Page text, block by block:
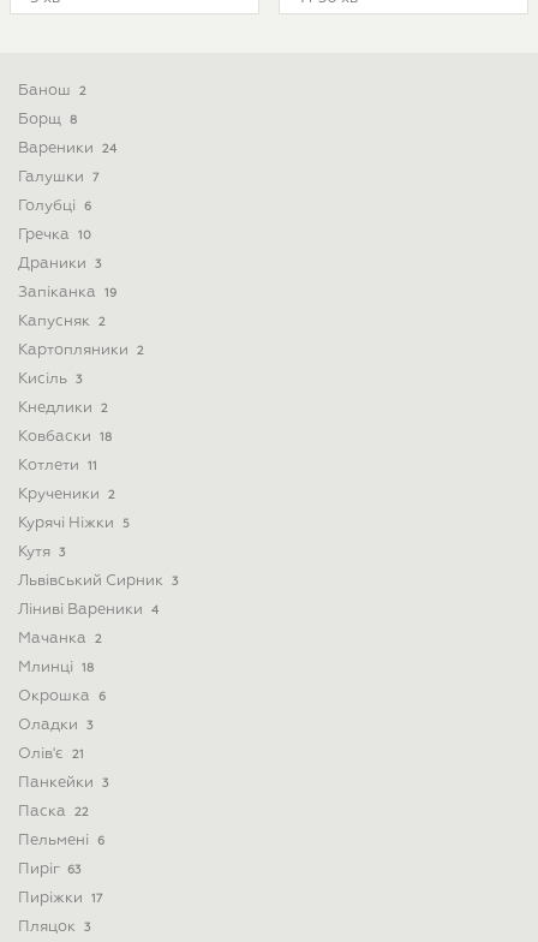
Банош 2
Борщ 8
Вареники 24
Галушки 7
Голубці 6
Гречка 10
Драники 3
Запіканка 19
Капусняк 2
Картопляники 2
Кисіль 3
Кнедлики 2
Ковбаски 18
Котлети 11
Крученики 2
Курячі Ніжки 5
Кутя 3
Львівський Сирник 3
Ліниві Вареники 4
Мачанка 2
Млинці 18
Окрошка 6
Оладки 3
Олів'є 21
Панкейки 3
Паска 22
Пельмені 6
Пиріг 63
Пиріжки 17
Пляцок 3